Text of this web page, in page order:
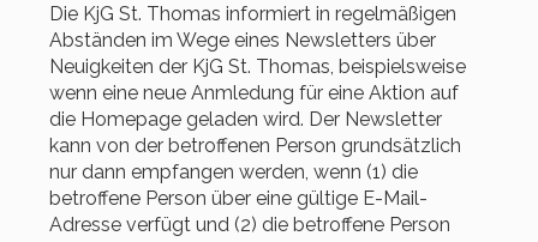
Die KjG St. Thomas informiert in regelmäßigen
Abständen im Wege eines Newsletters über
Neuigkeiten der KjG St. Thomas, beispielsweise
wenn eine neue Anmledung für eine Aktion auf
die Homepage geladen wird. Der Newsletter
kann von der betroffenen Person grundsätzlich
nur dann empfangen werden, wenn (1) die
betroffene Person über eine gültige E-Mail-
Adresse verfügt und (2) die betroffene Person